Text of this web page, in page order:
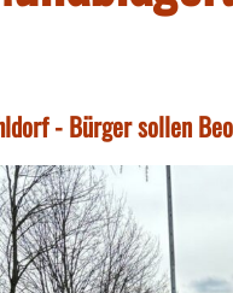
- Bürger sollen